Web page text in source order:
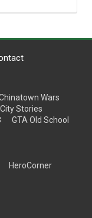
Wars
Stories
GTA Old School
HeroCorner